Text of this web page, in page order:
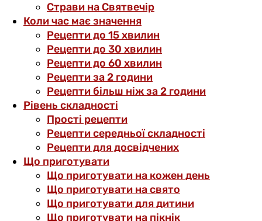
Страви на Святвечір
Коли час має значення
Рецепти до 15 хвилин
Рецепти до 30 хвилин
Рецепти до 60 хвилин
Рецепти за 2 години
Рецепти більш ніж за 2 години
Рівень складності
Прості рецепти
Рецепти середньої складності
Рецепти для досвідчених
Що приготувати
Що приготувати на кожен день
Що приготувати на свято
Що приготувати для дитини
Що приготувати на пікнік